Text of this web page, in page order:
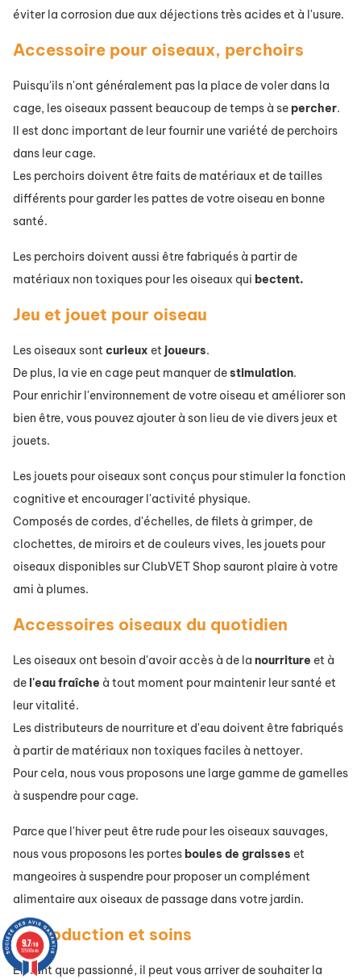
éviter la corrosion due aux déjections très acides et à l'usure.
Accessoire pour oiseaux, perchoirs
Puisqu'ils n'ont généralement pas la place de voler dans la
cage, les oiseaux passent beaucoup de temps à se percher.
Il est donc important de leur fournir une variété de perchoirs
dans leur cage.
Les perchoirs doivent être faits de matériaux et de tailles
différents pour garder les pattes de votre oiseau en bonne
santé.
Les perchoirs doivent aussi être fabriqués à partir de
matériaux non toxiques pour les oiseaux qui bectent.
Jeu et jouet pour oiseau
Les oiseaux sontcurieux et joueurs.
De plus, la vie en cage peut manquer destimulation.
Pour enrichir l'environnement de votre oiseau et améliorer son
bien être, vous pouvez ajouter à son lieu de vie divers jeux et
jouets.
Les jouets pour oiseaux sont conçus pour stimuler la fonction
cognitive et encourager l'activité physique.
Composés de cordes, d'échelles, de filets à grimper, de
clochettes, de miroirs et de couleurs vives, les jouets pour
oiseaux disponibles sur ClubVET Shop sauront plaire à votre
ami à plumes.
Accessoires oiseaux du quotidien
Les oiseaux ont besoin d'avoir accès à de la nourriture et à
de l'eaufraîche à tout moment pour maintenir leursanté et
leurvitalité.
Les distributeurs de nourriture et d'eau doivent être fabriqués
à partir de matériaux non toxiques faciles à nettoyer.
Pour cela, nous vous proposons une large gamme de gamelles
à suspendre pour cage.
Parce que l'hiver peut être rude pour les oiseaux sauvages,
nous vous proposons les portes boules de graisses et
mangeoires à suspendre pour proposer un complément
alimentaire aux oiseaux de passage dans votre jardin.
Reproduction et soins
En tant que passionné, il peut vous arriver de souhaiter la
9.7/10
72500 avis